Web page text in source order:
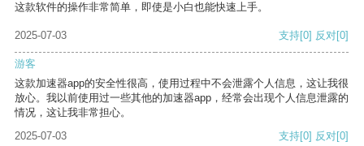
这款软件的操作非常简单，即使是小白也能快速上手。
2025-07-03 支持[0] 反对[0]
游客
这款加速器app的安全性很高，使用过程中不会泄露个人信息，这让我很
放心。我以前使用过一些其他的加速器app，经常会出现个人信息泄露的
情况，这让我非常担心。
2025-07-03
支持[0] 反对[0]